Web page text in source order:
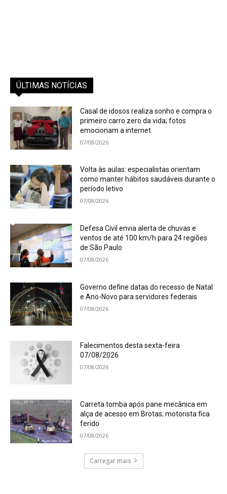
ÚLTIMAS NOTÍCIAS
Casal de idosos realiza sonho e compra o
primeiro carro zero da vida; fotos
emocionam a internet
07/08/2026
Volta às aulas: especialistas orientam
como manter hábitos saudáveis durante o
período letivo
07/08/2026
Defesa Civil envia alerta de chuvas e
ventos de até 100 km/h para 24 regiões
de São Paulo
07/08/2026
Governo define datas do recesso de Natal
e Ano-Novo para servidores federais
07/08/2026
Falecimentos desta sexta-feira
07/08/2026
07/08/2026
Carreta tomba após pane mecânica em
alça de acesso em Brotas; motorista fica
ferido
07/08/2026
Carregar mais